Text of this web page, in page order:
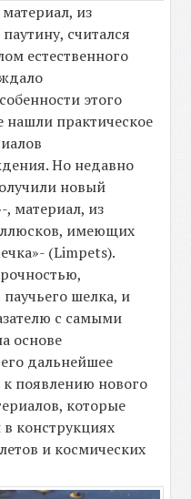
из
считался
естественного
этого
нашли практическое
Но недавно
новый
материал, из
имеющих
(Limpets).
шелка, и
с самыми
основе
дальнейшее
появлению нового
которые
конструкциях
и космических